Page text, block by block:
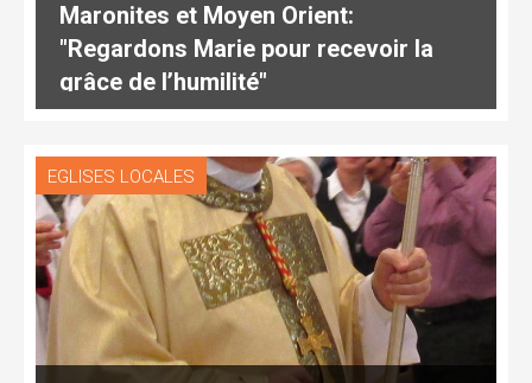
Maronites et Moyen Orient:
"Regardons Marie pour recevoir la
grâce de l’humilité"
EGLISES LOCALES